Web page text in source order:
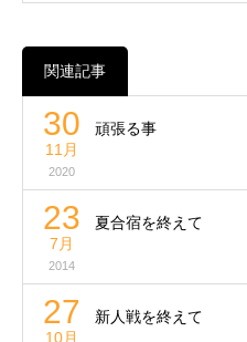
関連記事
30
11月
2020
頑張る事
23
7月
2014
夏合宿を終えて
27
10月
新人戦を終えて